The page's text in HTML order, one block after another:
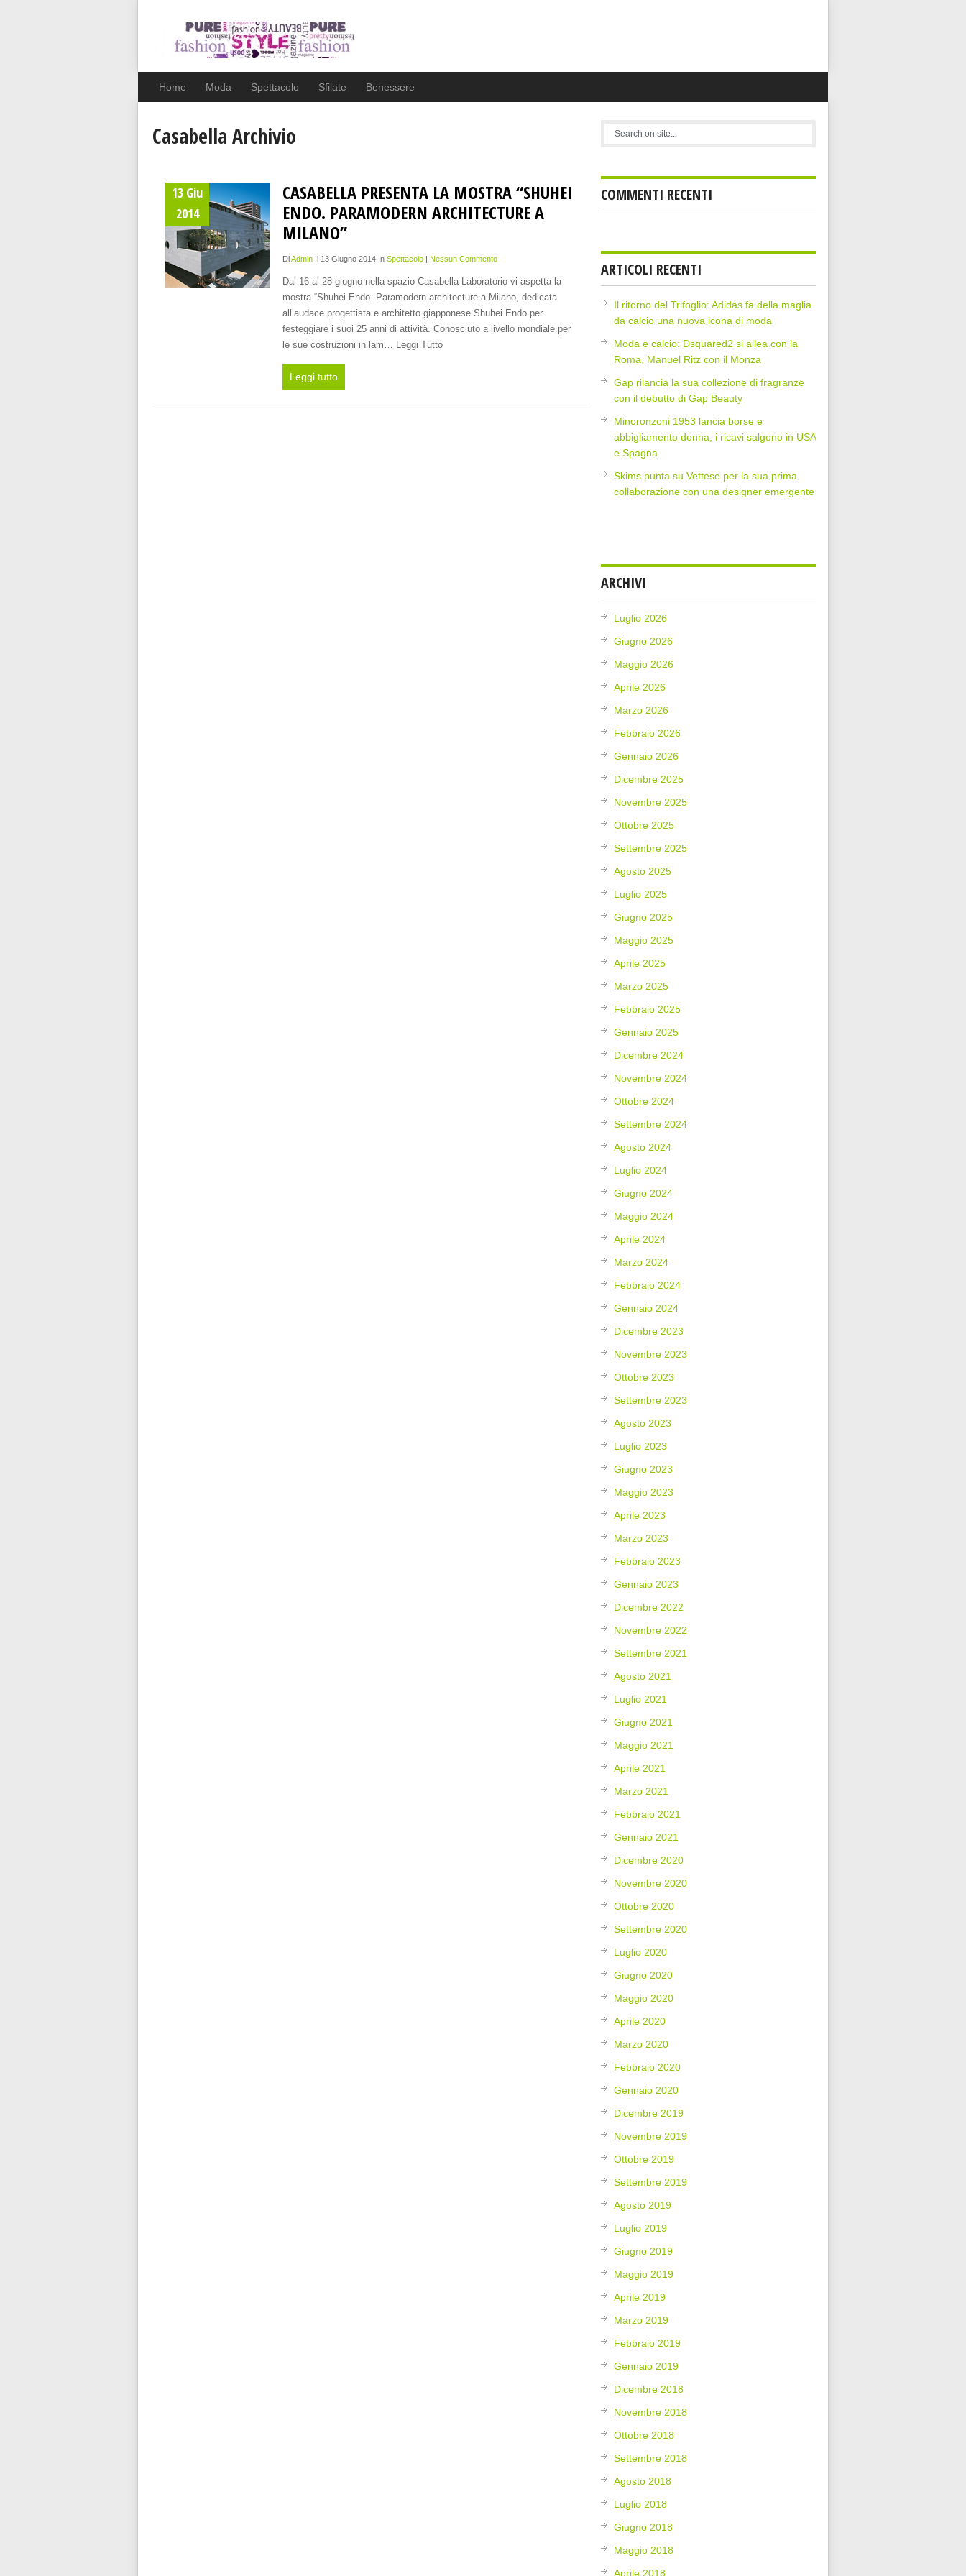
Home Moda Spettacolo Sfilate Benessere
Casabella Archivio
13 Giu
2014
CASABELLA PRESENTA LA MOSTRA “SHUHEI
ENDO. PARAMODERN ARCHITECTURE A
MILANO”
DiAdmin Il 13 Giugno 2014 InSpettacolo |Nessun Commento
Dal 16 al 28 giugno nella spazio Casabella Laboratorio vi aspetta la
mostra “Shuhei Endo. Paramodern architecture a Milano, dedicata
all’audace progettista e architetto giapponese Shuhei Endo per
festeggiare i suoi 25 anni di attività. Conosciuto a livello mondiale per
le sue costruzioni in lam… Leggi Tutto
Leggi tutto
COMMENTI RECENTI
ARTICOLI RECENTI
Il ritorno del Trifoglio: Adidas fa della maglia
da calcio una nuova icona di moda
Moda e calcio: Dsquared2 si allea con la
Roma, Manuel Ritz con il Monza
Gap rilancia la sua collezione di fragranze
con il debutto di Gap Beauty
Minoronzoni 1953 lancia borse e
abbigliamento donna, i ricavi salgono in USA
e Spagna
Skims punta su Vettese per la sua prima
collaborazione con una designer emergente
ARCHIVI
Luglio 2026
Giugno 2026
Maggio 2026
Aprile 2026
Marzo 2026
Febbraio 2026
Gennaio 2026
Dicembre 2025
Novembre 2025
Ottobre 2025
Settembre 2025
Agosto 2025
Luglio 2025
Giugno 2025
Maggio 2025
Aprile 2025
Marzo 2025
Febbraio 2025
Gennaio 2025
Dicembre 2024
Novembre 2024
Ottobre 2024
Settembre 2024
Agosto 2024
Luglio 2024
Giugno 2024
Maggio 2024
Aprile 2024
Marzo 2024
Febbraio 2024
Gennaio 2024
Dicembre 2023
Novembre 2023
Ottobre 2023
Settembre 2023
Agosto 2023
Luglio 2023
Giugno 2023
Maggio 2023
Aprile 2023
Marzo 2023
Febbraio 2023
Gennaio 2023
Dicembre 2022
Novembre 2022
Settembre 2021
Agosto 2021
Luglio 2021
Giugno 2021
Maggio 2021
Aprile 2021
Marzo 2021
Febbraio 2021
Gennaio 2021
Dicembre 2020
Novembre 2020
Ottobre 2020
Settembre 2020
Luglio 2020
Giugno 2020
Maggio 2020
Aprile 2020
Marzo 2020
Febbraio 2020
Gennaio 2020
Dicembre 2019
Novembre 2019
Ottobre 2019
Settembre 2019
Agosto 2019
Luglio 2019
Giugno 2019
Maggio 2019
Aprile 2019
Marzo 2019
Febbraio 2019
Gennaio 2019
Dicembre 2018
Novembre 2018
Ottobre 2018
Settembre 2018
Agosto 2018
Luglio 2018
Giugno 2018
Maggio 2018
Aprile 2018